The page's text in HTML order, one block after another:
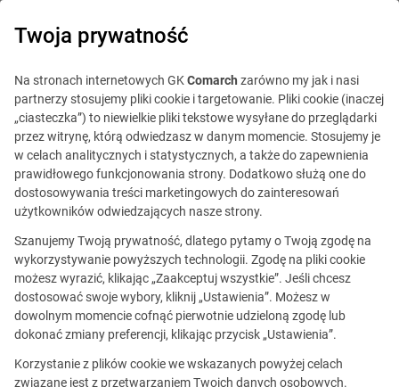
Ta oferta jest już
nieaktualna.
Twoja prywatność
Na stronach internetowych GKComarch zarówno my jak i nasi
partnerzy stosujemy pliki cookie i targetowanie. Pliki cookie (inaczej
„ciasteczka”) to niewielkie pliki tekstowe wysyłane do przeglądarki
przez witrynę, którą odwiedzasz w danym momencie. Stosujemy je
w celach analitycznych i statystycznych, a także do zapewnienia
prawidłowego funkcjonowania strony. Dodatkowo służą one do
dostosowywania treści marketingowych do zainteresowań
użytkowników odwiedzających nasze strony.
Szanujemy Twoją prywatność, dlatego pytamy o Twoją zgodę na
wykorzystywanie powyższych technologii. Zgodę na pliki cookie
możesz wyrazić, klikając „Zaakceptuj wszystkie”. Jeśli chcesz
dostosować swoje wybory, kliknij „Ustawienia”. Możesz w
dowolnym momencie cofnąć pierwotnie udzieloną zgodę lub
dokonać zmiany preferencji, klikając przycisk „Ustawienia”.
Korzystanie z plików cookie we wskazanych powyżej celach
związane jest z przetwarzaniem Twoich danych osobowych.